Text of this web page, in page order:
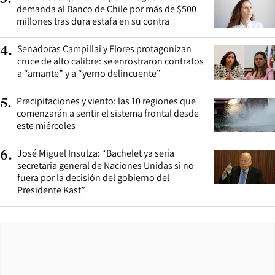
demanda al Banco de Chile por más de $500
millones tras dura estafa en su contra
4. Senadoras Campillai y Flores protagonizan
cruce de alto calibre: se enrostraron contratos
a “amante” y a “yerno delincuente”
5. Precipitaciones y viento: las 10 regiones que
comenzarán a sentir el sistema frontal desde
este miércoles
6. José Miguel Insulza: “Bachelet ya sería
secretaria general de Naciones Unidas si no
fuera por la decisión del gobierno del
Presidente Kast”